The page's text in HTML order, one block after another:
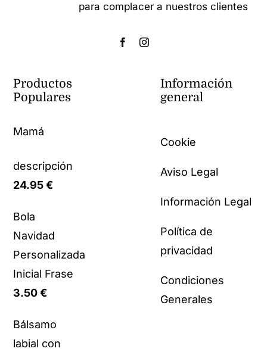
para complacer a nuestros clientes
Productos
Populares
Mamá
descripción
24.95€
Bola
Navidad
Personalizada
Inicial Frase
3.50€
Bálsamo
labial con
Información
general
Cookie
Aviso Legal
Información Legal
Política de
privacidad
Condiciones
Generales